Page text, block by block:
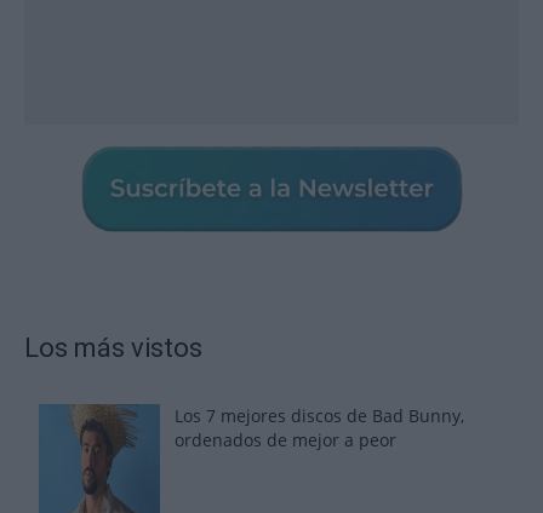
Los más vistos
Los 7 mejores discos de Bad Bunny,
ordenados de mejor a peor